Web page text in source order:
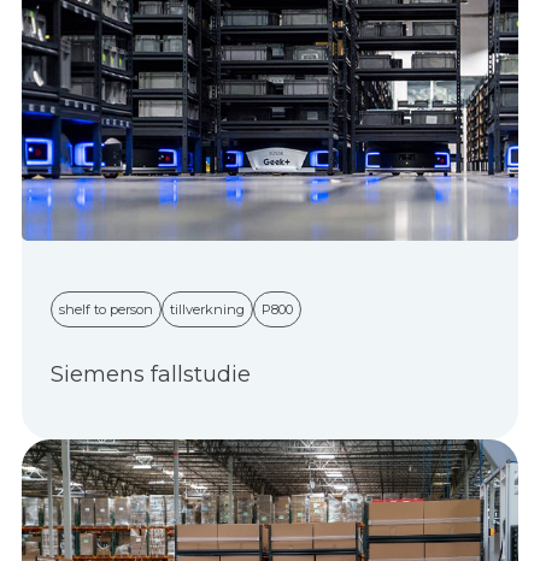
shelf to person tillverkning P800
Siemens fallstudie